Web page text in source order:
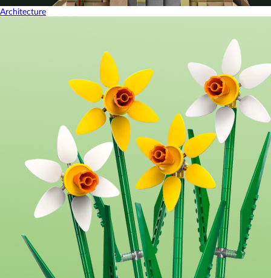
Architecture